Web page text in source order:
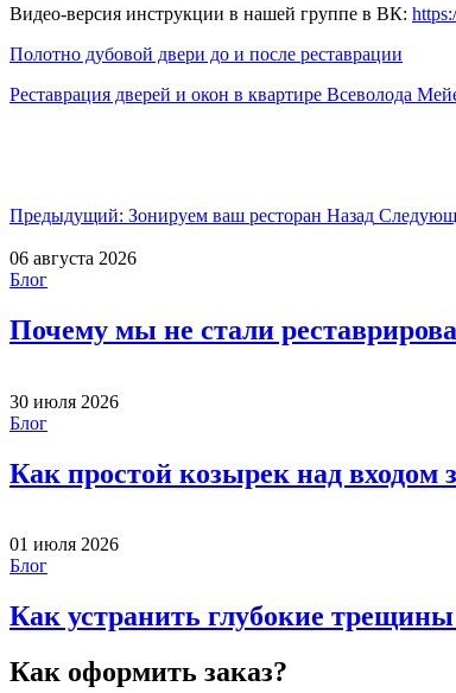
Видео-версия инструкции в нашей группе в ВК:
Полотно дубовой двери до и после реставрации
Реставрация дверей и окон в квартире Всеволода
Предыдущий: Зонируем ваш ресторан Назад
06 августа 2026
Блог
Почему мы не стали
30 июля 2026
Блог
Как простой козырек над входом
01 июля 2026
Блог
Как устранить глубокие
Как оформить заказ?